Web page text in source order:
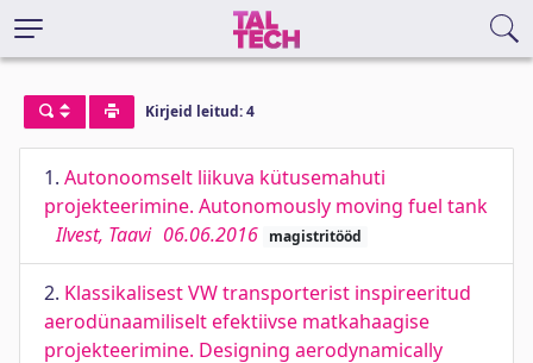
Kirjeid leitud: 4
1. Autonoomselt liikuva kütusemahuti
projekteerimine. Autonomously moving fuel tank
Ilvest, Taavi 06.06.2016 magistritööd
2. Klassikalisest VW transporterist inspireeritud
aerodünaamiliselt efektiivse matkahaagise
projekteerimine. Designing aerodynamically